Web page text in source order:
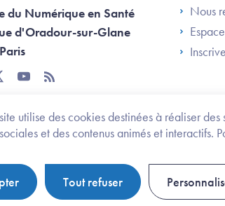
utilise des cookies destinées à réaliser
et des contenus animés et
Tout refuser
du Numérique en Santé
d'Oradour-sur-Glane
youtube
rss
Nous
et des personnes handicapées
Politique de gestion de cookies